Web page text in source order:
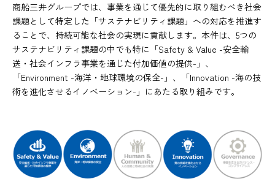
商船三井グループでは、事業を通じて優先的に取り組むべき社会
課題として特定した「サステナビリティ課題」への対応を推進す
ることで、持続可能な社会の実現に貢献します。本件は、5つの
サステナビリティ課題の中でも特に「Safety & Value -安全輸
送・社会インフラ事業を通じた付加価値の提供-」、
「Environment -海洋・地球環境の保全-」、「Innovation -海の技
術を進化させるイノベーション-」にあたる取り組みです。